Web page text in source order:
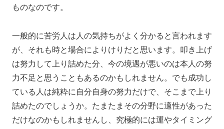
ものなのです。
一般的に苦労人は人の気持ちがよく分かると言われます
が、それも時と場合によりけりだと思います。叩き上げ
は努力して上り詰めた分、今の境遇が悪いのは本人の努
力不足と思うこともあるのかもしれません。でも成功し
ている人は純粋に自分自身の努力だけで、そこまで上り
詰めたのでしょうか。たまたまその分野に適性があった
だけなのかもしれませんし、究極的には運やタイミング